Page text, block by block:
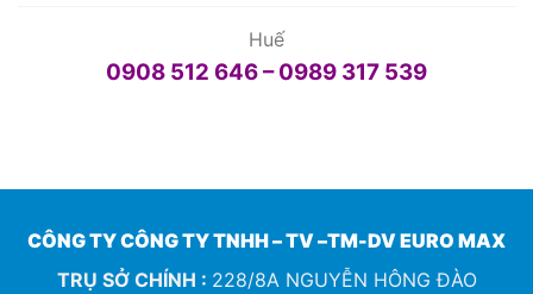
Huế
0908 512 646 – 0989 317 539
CÔNG TY CÔNG TY TNHH – TV –TM-DV EURO MAX
TRỤ SỞ CHÍNH : 228/8A NGUYỄN HÔNG ĐÀO